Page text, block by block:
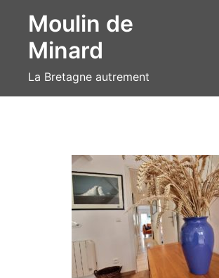
contenu
Moulin de
Minard
La Bretagne autrement